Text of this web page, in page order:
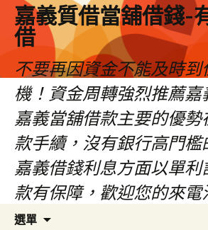
嘉義質借當舖借錢-
借
不要再因資金不能及時
機！資金周轉強烈推薦嘉
嘉義當舖借款主要的優
款手續，沒有銀行高門檻
嘉義借錢利息方面以單
款有保障，歡迎您的來電
選單